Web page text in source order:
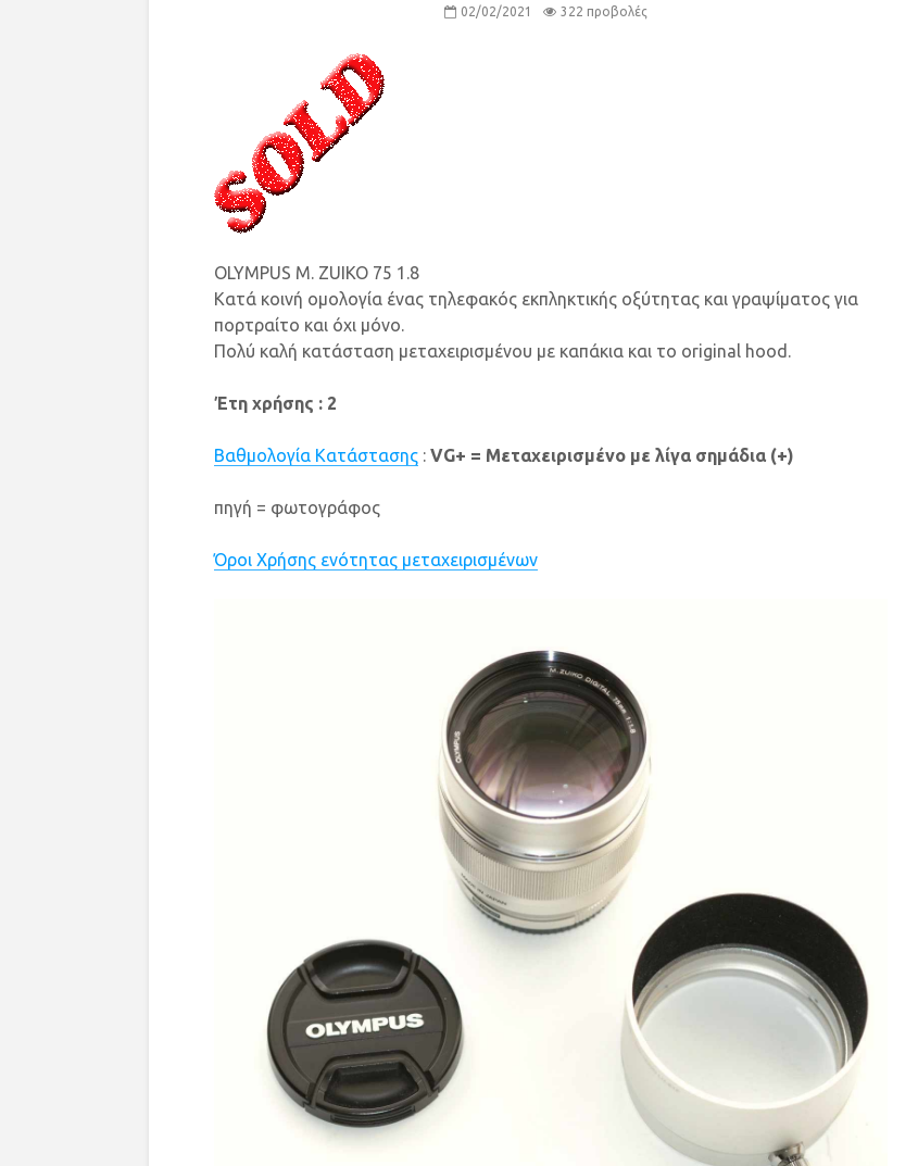
02/02/2021 322 προβολές
OLYMPUS M. ZUIKO 75 1.8
Κατά κοινή ομολογία ένας τηλεφακός εκπληκτικής οξύτητας και γραψίματος για
πορτραίτο και όχι μόνο.
Πολύ καλή κατάσταση μεταχειρισμένου με καπάκια και το original hood.
Έτη χρήσης : 2
Βαθμολογία Κατάστασης : VG+ = Μεταχειρισμένο με λίγα σημάδια (+)
πηγή = φωτογράφος
Όροι Χρήσης ενότητας μεταχειρισμένων